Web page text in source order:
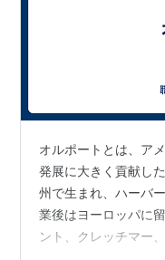
オルポートとは、ア
発展に大きく貢献し
州で生まれ、ハーバ
業後はヨーロッパに
ント、クレッチマー